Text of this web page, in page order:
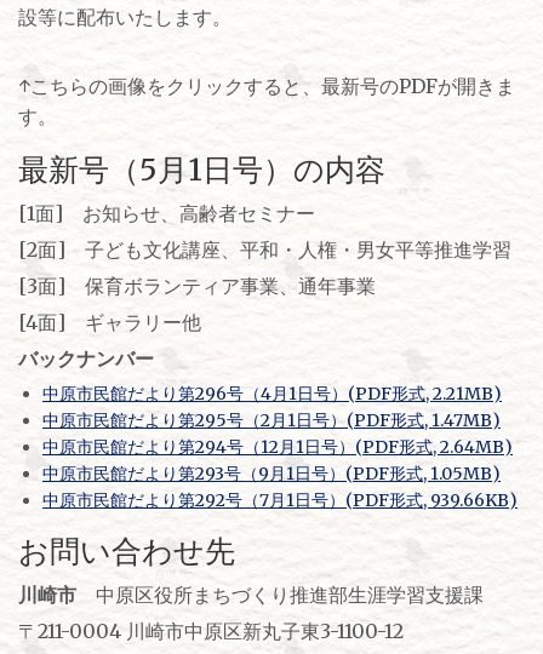
設等に配布いたします。
↑こちらの画像をクリックすると、最新号のPDFが開きま
す。
最新号（5月1日号）の内容
[1面] お知らせ、高齢者セミナー
[2面] 子ども文化講座、平和・人権・男女平等推進学習
[3面] 保育ボランティア事業、通年事業
[4面] ギャラリー他
バックナンバー
中原市民館だより第296号（4月1日号）(PDF形式, 2.21MB)
中原市民館だより第295号（2月1日号）(PDF形式, 1.47MB)
中原市民館だより第294号（12月1日号）(PDF形式, 2.64MB)
中原市民館だより第293号（9月1日号）(PDF形式, 1.05MB)
中原市民館だより第292号（7月1日号）(PDF形式, 939.66KB)
お問い合わせ先
川崎市 中原区役所まちづくり推進部生涯学習支援課
〒211-0004 川崎市中原区新丸子東3-1100-12